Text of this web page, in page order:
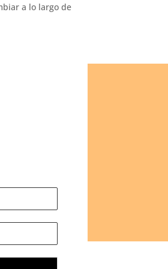
a lo largo de